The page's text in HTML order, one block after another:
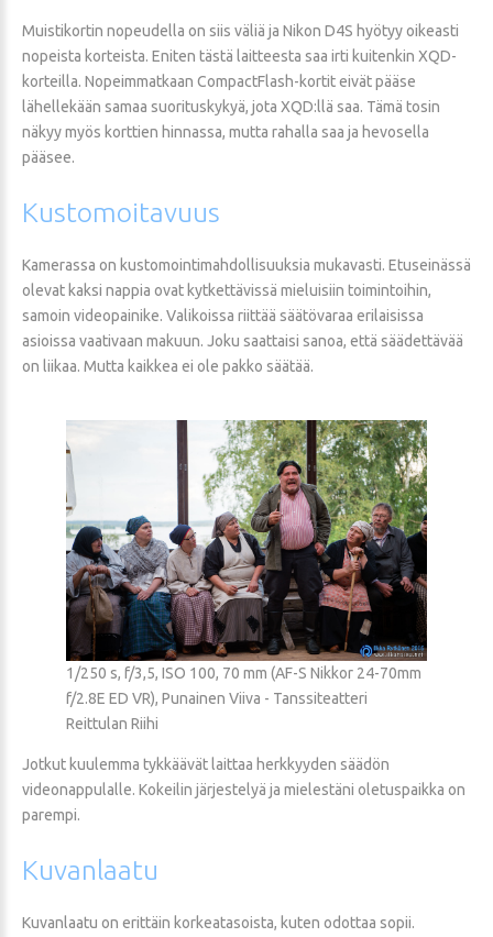
Muistikortin nopeudella on siis väliä ja Nikon D4S hyötyy oikeasti
nopeista korteista. Eniten tästä laitteesta saa irti kuitenkin XQD-
korteilla. Nopeimmatkaan CompactFlash-kortit eivät pääse
lähellekään samaa suorituskykyä, jota XQD:llä saa. Tämä tosin
näkyy myös korttien hinnassa, mutta rahalla saa ja hevosella
pääsee.
Kustomoitavuus
Kamerassa on kustomointimahdollisuuksia mukavasti. Etuseinässä
olevat kaksi nappia ovat kytkettävissä mieluisiin toimintoihin,
samoin videopainike. Valikoissa riittää säätövaraa erilaisissa
asioissa vaativaan makuun. Joku saattaisi sanoa, että säädettävää
on liikaa. Mutta kaikkea ei ole pakko säätää.
1/250 s, f/3,5, ISO 100, 70 mm (AF-S Nikkor 24-70mm
f/2.8E ED VR), Punainen Viiva - Tanssiteatteri
Reittulan Riihi
Jotkut kuulemma tykkäävät laittaa herkkyyden säädön
videonappulalle. Kokeilin järjestelyä ja mielestäni oletuspaikka on
parempi.
Kuvanlaatu
Kuvanlaatu on erittäin korkeatasoista, kuten odottaa sopii.